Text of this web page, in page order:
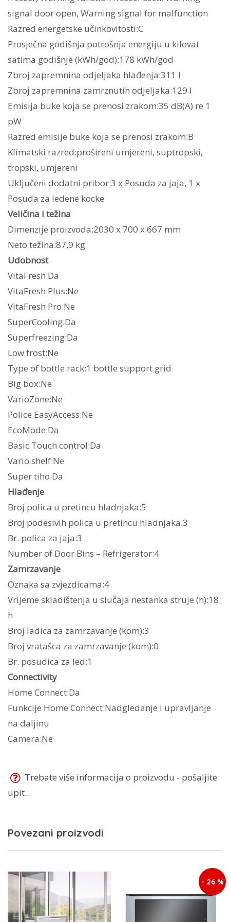
signal door open, Warning signal for malfunction
Razred energetske učinkovitosti:C
Prosječna godišnja potrošnja energiju u kilovat
satima godišnje (kWh/god):178 kWh/god
Zbroj zapremnina odjeljaka hlađenja:311 l
Zbroj zapremnina zamrznutih odjeljaka:129 l
Emisija buke koja se prenosi zrakom:35 dB(A) re 1
pW
Razred emisije buke koja se prenosi zrakom:B
Klimatski razred:prošireni umjereni, suptropski,
tropski, umjereni
Uključeni dodatni pribor:3 x Posuda za jaja, 1 x
Posuda za ledene kocke
Veličina i težina
Dimenzije proizvoda:2030 x 700 x 667 mm
Neto težina:87,9 kg
Udobnost
VitaFresh:Da
VitaFresh Plus:Ne
VitaFresh Pro:Ne
SuperCooling:Da
Superfreezing:Da
Low frost:Ne
Type of bottle rack:1 bottle support grid
Big box:Ne
VarioZone:Ne
Police EasyAccess:Ne
EcoMode:Da
Basic Touch control:Da
Vario shelf:Ne
Super tiho:Da
Hlađenje
Broj polica u pretincu hladnjaka:5
Broj podesivih polica u pretincu hladnjaka:3
Br. polica za jaja:3
Number of Door Bins – Refrigerator:4
Zamrzavanje
Oznaka sa zvjezdicama:4
Vrijeme skladištenja u slučaja nestanka struje (h):18
h
Broj ladica za zamrzavanje (kom):3
Broj vratašca za zamrzavanje (kom):0
Br. posudica za led:1
Connectivity
Home Connect:Da
Funkcije Home Connect:Nadgledanje i upravljanje
na daljinu
Camera:Ne
Trebate više informacija o proizvodu - pošaljite
upit...
Povezani proizvodi
- 26 %